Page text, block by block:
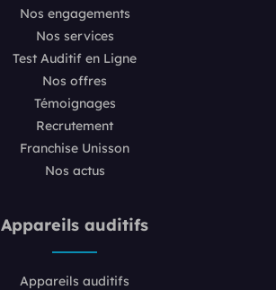
Nos engagements
Nos services
Test Auditif en Ligne
Nos offres
Témoignages
Recrutement
Franchise Unisson
Nos actus
Appareils auditifs
Appareils auditifs